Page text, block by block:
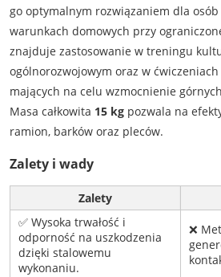
go optymalnym rozwiązaniem dla
warunkach domowych przy
znajduje zastosowanie w treningu
ogólnorozwojowym oraz w
mających na celu wzmocnienie
Masa całkowita 15 kgpozwala na
ramion, barków oraz pleców.
Zalety i wady
Zalety
✅ Wysoka trwałość i
odporność na uszkodzenia
dzięki stalowemu
wykonaniu.
❌